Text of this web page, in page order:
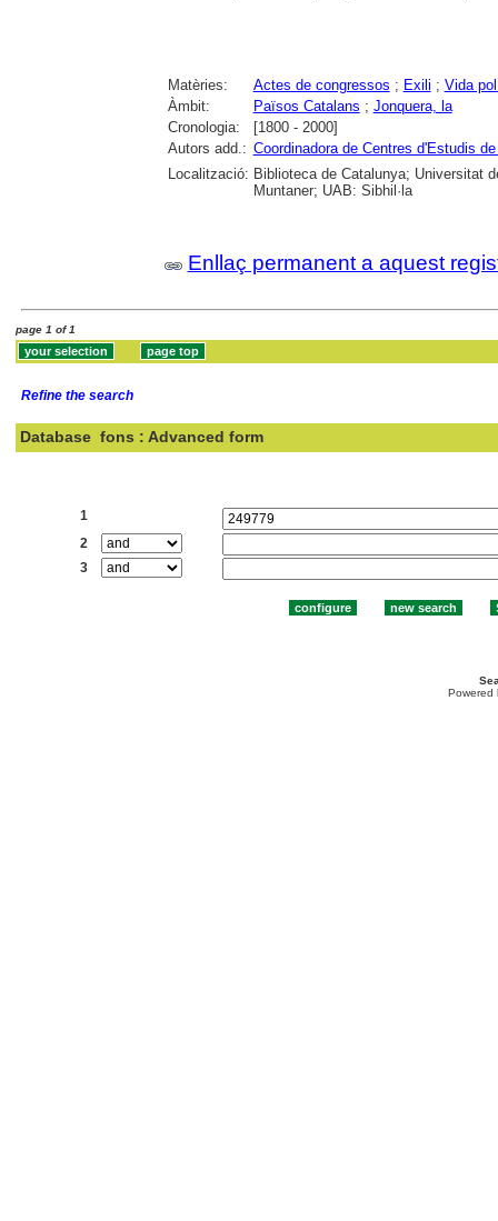
Matèries: Actes de congressos ; Exili ; Vida
Àmbit:
Països Catalans ; Jonquera, la
Cronologia:
[1800 - 2000]
Autors add.: Coordinadora de Centres d'Estudis
Localització: Biblioteca de Catalunya; Universitat
Muntaner; UAB: Sibhil·la
Enllaç permanent a aquest
page 1 of 1
Refine the search
Database fons : Advanced form
1
2
3